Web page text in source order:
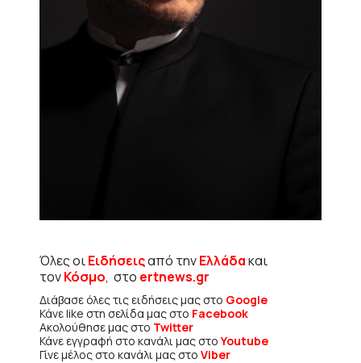
Όλες οιΕιδήσειςαπό τηνΕλλάδακαι
τονΚόσμο, στο ertnews.gr
Διάβασε όλες τις ειδήσεις μας στο Google
Κάνε like στη σελίδα μας στο Facebook
Ακολούθησε μας στο Twitter
Κάνε εγγραφή στο κανάλι μας στοYoutube
Γίνε μέλος στο κανάλι μας στο Viber